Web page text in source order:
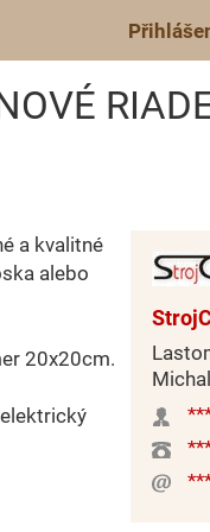
a kvalitné
alebo
20x20cm.